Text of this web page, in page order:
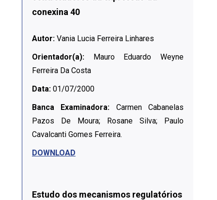
conexina 40
Autor: Vania Lucia Ferreira Linhares
Orientador(a): Mauro Eduardo Weyne
Ferreira Da Costa
Data: 01/07/2000
Banca Examinadora: Carmen Cabanelas
Pazos De Moura; Rosane Silva; Paulo
Cavalcanti Gomes Ferreira.
DOWNLOAD
Estudo dos mecanismos regulatórios